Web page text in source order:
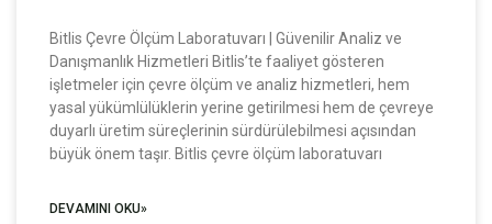
Bitlis Çevre Ölçüm Laboratuvarı | Güvenilir Analiz ve
Danışmanlık Hizmetleri Bitlis’te faaliyet gösteren
işletmeler için çevre ölçüm ve analiz hizmetleri, hem
yasal yükümlülüklerin yerine getirilmesi hem de çevreye
duyarlı üretim süreçlerinin sürdürülebilmesi açısından
büyük önem taşır. Bitlis çevre ölçüm laboratuvarı
DEVAMINI OKU»